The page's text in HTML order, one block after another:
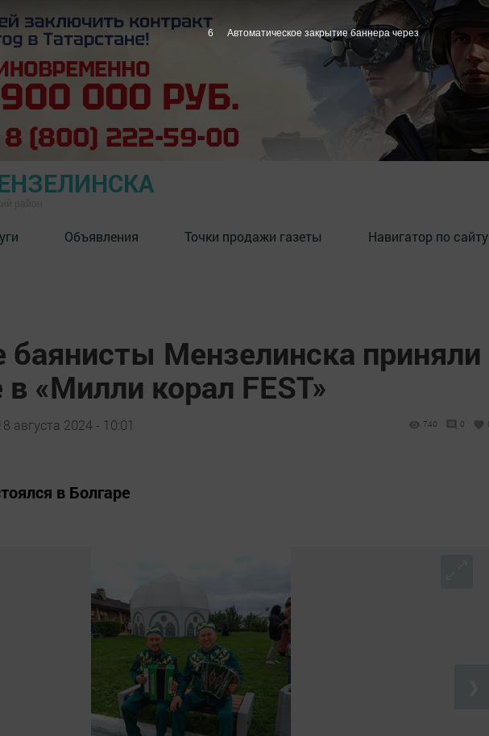
Объявления Точки продажи газеты Навигатор по сайту
Мензелинска приняли
в «Милли корал FEST»
августа 2024 - 10:01 740 0
в Болгаре
4 Автоматическое закрытие баннера через